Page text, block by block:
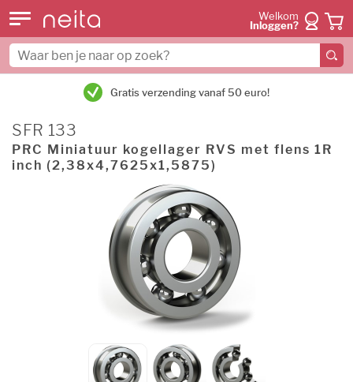
Welkom
Inloggen?
Gratis verzending vanaf 50 euro!
SFR 133
PRC Miniatuur kogellager RVS met flens 1R
inch (2,38x4,7625x1,5875)